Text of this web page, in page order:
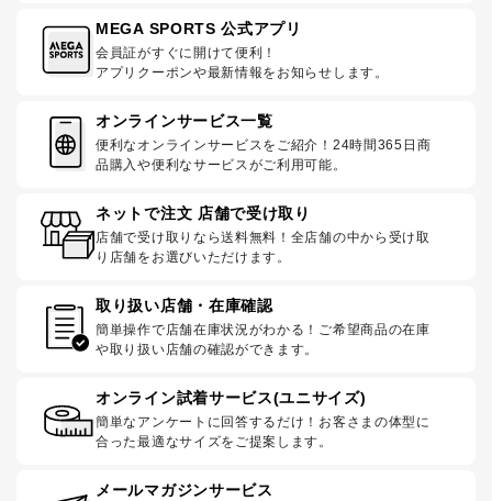
MEGA SPORTS 公式アプリ
会員証がすぐに開けて便利！
アプリクーポンや最新情報をお知らせします。
オンラインサービス一覧
便利なオンラインサービスをご紹介！24時間365日商
品購入や便利なサービスがご利用可能。
ネットで注文 店舗で受け取り
店舗で受け取りなら送料無料！全店舗の中から受け取
り店舗をお選びいただけます。
取り扱い店舗・在庫確認
簡単操作で店舗在庫状況がわかる！ご希望商品の在庫
や取り扱い店舗の確認ができます。
オンライン試着サービス(ユニサイズ)
簡単なアンケートに回答するだけ！お客さまの体型に
合った最適なサイズをご提案します。
メールマガジンサービス